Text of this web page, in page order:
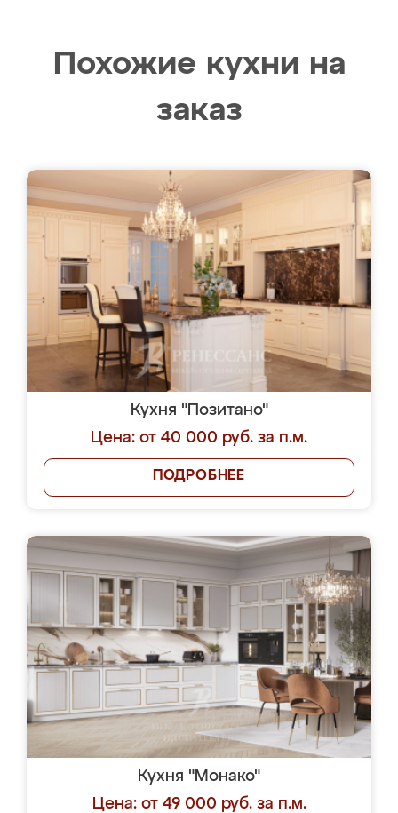
Похожие кухни на
заказ
Кухня "Позитано"
Цена: от 40 000 руб. за п.м.
ПОДРОБНЕЕ
Кухня "Монако"
Цена: от 49 000 руб. за п.м.